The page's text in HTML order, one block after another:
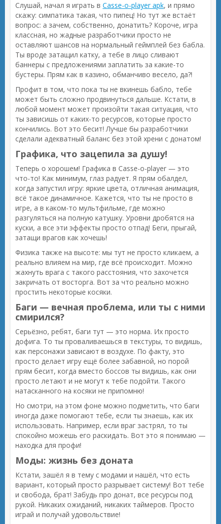
Слушай, начал я играть в Casse-o-player apk, и прямо
скажу: симпатика такая, что пипец! Но тут же встаёт
вопрос: а зачем, собственно, донатить? Короче, игра
классная, но жадные разработчики просто не
оставляют шансов на нормальный геймплей без бабла.
Ты вроде затащил катку, а тебе в лицо сливают
баннеры с предложениями заплатить за какие-то
бустеры. Прям как в казино, обманчиво весело, да?!
Профит в том, что пока ты не вкинешь бабло, тебе
может быть сложно продвинуться дальше. Кстати, в
любой момент может произойти такая ситуация, что
ты зависишь от каких-то ресурсов, которые просто
кончились. Вот это бесит! Лучше бы разработчики
сделали адекватный баланс без этой хрени с донатом!
Графика, что зацепила за душу!
Теперь о хорошем! Графика в Casse-o-player — это
что-то! Как минимум, глаз радует. Я прям обалдел,
когда запустил игру: яркие цвета, отличная анимация,
всё такое динамичное. Кажется, что ты не просто в
игре, а в каком-то мультфильме, где можно
разгуляться на полную катушку. Уровни дробятся на
куски, а все эти эффекты просто отпад! Беги, прыгай,
затащи врагов как хочешь!
Физика также на высоте: мы тут не просто кликаем, а
реально влияем на мир, где всё происходит. Можно
жахнуть врага с такого расстояния, что захочется
закричать от восторга. Вот за что реально можно
простить некоторые косяки.
Баги — вечная проблема, или ты с ними
смирился?
Серьёзно, ребят, баги тут — это норма. Их просто
дофига. То ты проваливаешься в текстуры, то видишь,
как персонажи зависают в воздухе. По факту, это
просто делает игру ещё более забавной, но порой
прям бесит, когда вместо боссов ты видишь, как они
просто летают и не могут к тебе подойти. Такого
натасканного на косяки не припомню!
Но смотри, на этом фоне можно подметить, что баги
иногда даже помогают тебе, если ты знаешь, как их
использовать. Например, если враг застрял, то ты
спокойно можешь его раскидать. Вот это я понимаю —
находка для профи!
Моды: жизнь без доната
Кстати, зашёл я в тему с модами и нашёл, что есть
вариант, который просто разрывает систему! Вот тебе
и свобода, брат! Забудь про донат, все ресурсы под
рукой. Никаких ожиданий, никаких таймеров. Просто
играй и получай удовольствие!